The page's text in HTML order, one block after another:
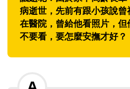
病逝世，先前有跟小孩說
在醫院，曾給他看照片，
不要看，要怎麼安撫才好？